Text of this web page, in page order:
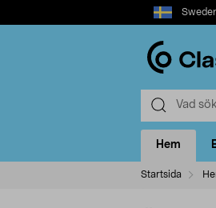
Select
market
Hem
Startsida